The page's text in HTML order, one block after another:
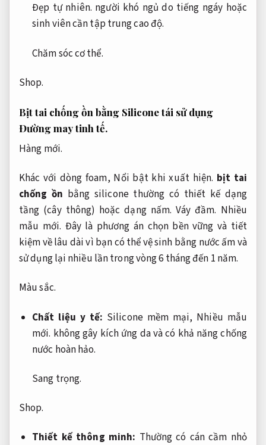
Đẹp tự nhiên. người khó ngủ do tiếng ngáy hoặc
sinh viên cần tập trung cao độ.
Chăm sóc cơ thể.
Shop.
Bịt tai chống ồn bằng Silicone tái sử dụng
Đường may tinh tế.
Hàng mới.
Khác với dòng foam, Nổi bật khi xuất hiện. bịt tai
chống ồn bằng silicone thường có thiết kế dạng
tầng (cây thông) hoặc dạng nấm. Váy đầm. Nhiều
mẫu mới. Đây là phương án chọn bền vững và tiết
kiệm về lâu dài vì bạn có thể vệ sinh bằng nước ấm và
sử dụng lại nhiều lần trong vòng 6 tháng đến 1 năm.
Màu sắc.
Chất liệu y tế: Silicone mềm mại, Nhiều mẫu
mới. không gây kích ứng da và có khả năng chống
nước hoàn hảo.
Sang trọng.
Shop.
Thiết kế thông minh: Thường có cán cầm nhỏ